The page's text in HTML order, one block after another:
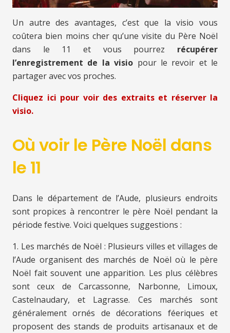
Un autre des avantages, c’est que la visio vous
coûtera bien moins cher qu’une visite du Père Noël
dans le 11
et vous pourrez récupérer
l’enregistrement de la visio pour le revoir et le
partager avec vos proches.
Cliquez ici pour voir des extraits et réserver la
visio.
Où voir le Père Noël dans
le 11
Dans le département de l’Aude, plusieurs endroits
sont propices à rencontrer le père Noël pendant la
période festive. Voici quelques suggestions :
1. Les marchés de Noël : Plusieurs villes et villages de
l’Aude organisent des marchés de Noël où le père
Noël fait souvent une apparition. Les plus célèbres
sont ceux de Carcassonne, Narbonne, Limoux,
Castelnaudary, et Lagrasse. Ces marchés sont
généralement ornés de décorations féeriques et
proposent des stands de produits artisanaux et de